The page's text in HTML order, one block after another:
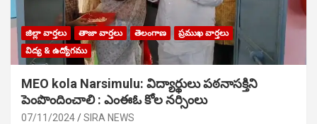
జిల్లా వార్తలు తాజా వార్తలు తెలంగాణ
ప్రముఖ వార్తలు
విద్య & ఉద్యోగము
MEO kola Narsimulu: విద్యార్థులు పఠ‌నాసక్తిని
పెంపొందించాలి : ఎంఈఓ కోల నర్సింలు
07/11/2024 SIRA NEWS